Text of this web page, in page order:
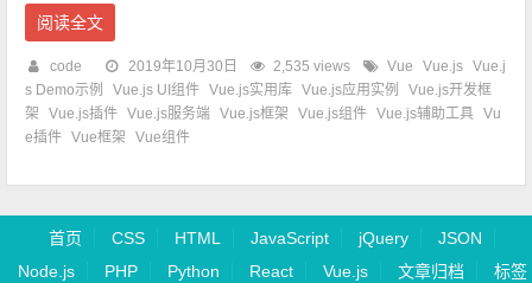
阅读全文
code 2019年10月30日 2,535 views Vue Vue.js Vue.j
s Demo示例
Vue.js UI组件 Vue.js实用库 Vue.js应用实例
Vue.js开发框
架
Vue.js插件 Vue.js服务端 Vue.js框架 Vue.js组件 Vue.js辅助工具 Vu
e插件 Vue框架 Vue组件
首页 CSS HTML JavaScript jQuery
JSON
Node.js
PHP Python React Vue.js 文章归档 标签